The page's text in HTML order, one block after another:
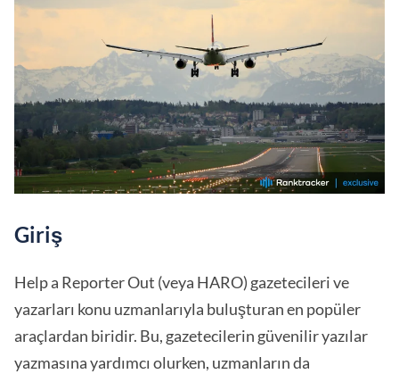
Giriş
Help a Reporter Out (veya HARO) gazetecileri ve
yazarları konu uzmanlarıyla buluşturan en popüler
araçlardan biridir. Bu, gazetecilerin güvenilir yazılar
yazmasına yardımcı olurken, uzmanların da